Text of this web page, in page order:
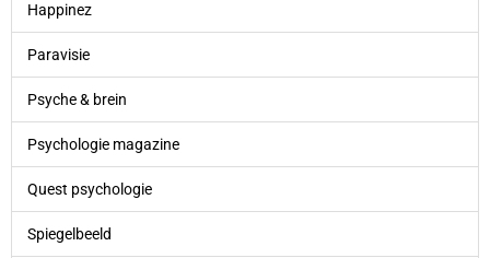
Happinez
Paravisie
Psyche & brein
Psychologie magazine
Quest psychologie
Spiegelbeeld